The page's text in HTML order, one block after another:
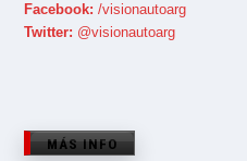
Facebook: /visionautoarg
Twitter: @visionautoarg
MÁS INFO